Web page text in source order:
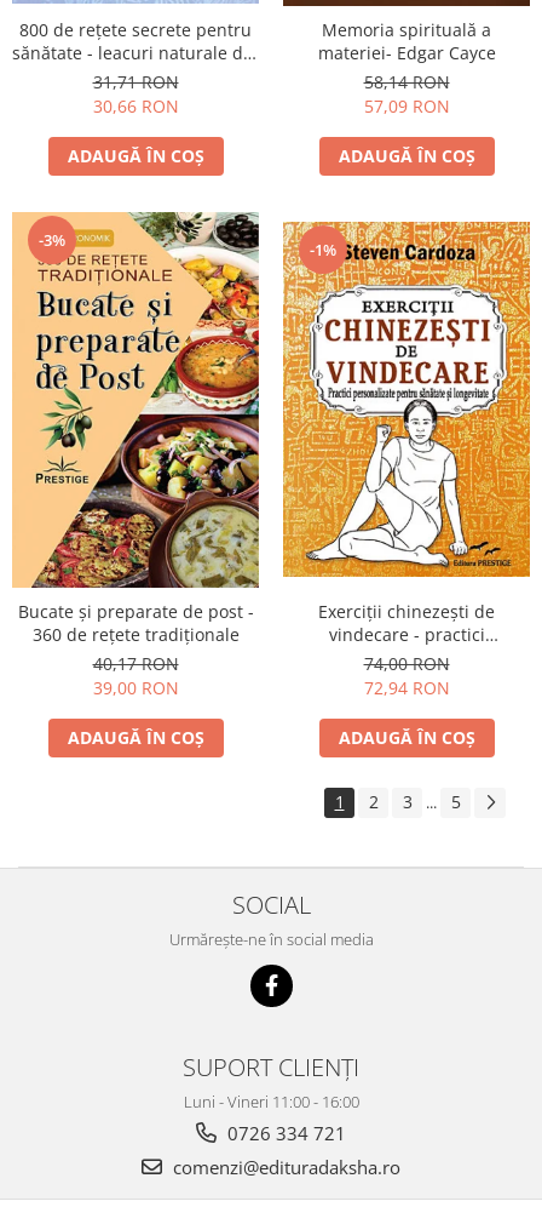
800 de reţete secrete pentru
sănătate - leacuri naturale din
farmacopeea universală
31,71 RON
30,66 RON
ADAUGĂ ÎN COȘ
Memoria spirituală a
materiei- Edgar Cayce
58,14 RON
57,09 RON
ADAUGĂ ÎN COȘ
-3%
Bucate şi preparate de post -
360 de reţete tradiţionale
40,17 RON
39,00 RON
ADAUGĂ ÎN COȘ
-1%
Exerciţii chinezeşti de
vindecare - practici
personalizate pentru sănătate
şi longevitate
74,00 RON
72,94 RON
ADAUGĂ ÎN COȘ
1 2 3 ... 5
SOCIAL
Urmărește-ne în social media
SUPORT CLIENȚI
Luni - Vineri 11:00 - 16:00
0726 334 721
comenzi@edituradaksha.ro